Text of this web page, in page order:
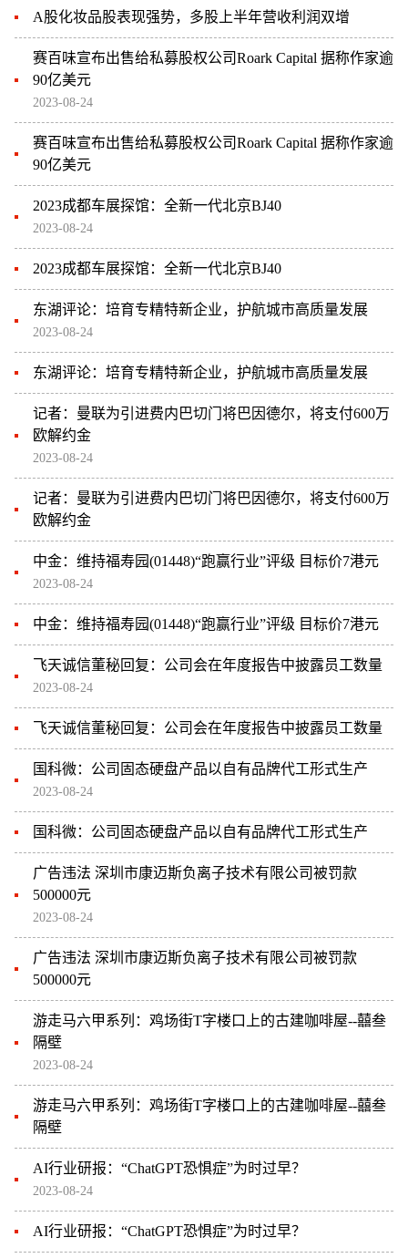
A股化妆品股表现强势，多股上半年营收利润双增
赛百味宣布出售给私募股权公司Roark Capital 据称作家逾
90亿美元
2023-08-24
赛百味宣布出售给私募股权公司Roark Capital 据称作家逾
90亿美元
2023成都车展探馆：全新一代北京BJ40
2023-08-24
2023成都车展探馆：全新一代北京BJ40
东湖评论：培育专精特新企业，护航城市高质量发展
2023-08-24
东湖评论：培育专精特新企业，护航城市高质量发展
记者：曼联为引进费内巴切门将巴因德尔，将支付600万
欧解约金
2023-08-24
记者：曼联为引进费内巴切门将巴因德尔，将支付600万
欧解约金
中金：维持福寿园(01448)“跑赢行业”评级 目标价7港元
2023-08-24
中金：维持福寿园(01448)“跑赢行业”评级 目标价7港元
飞天诚信董秘回复：公司会在年度报告中披露员工数量
2023-08-24
飞天诚信董秘回复：公司会在年度报告中披露员工数量
国科微：公司固态硬盘产品以自有品牌代工形式生产
2023-08-24
国科微：公司固态硬盘产品以自有品牌代工形式生产
广告违法 深圳市康迈斯负离子技术有限公司被罚款
500000元
2023-08-24
广告违法 深圳市康迈斯负离子技术有限公司被罚款
500000元
游走马六甲系列：鸡场街T字楼口上的古建咖啡屋--囍叁
隔壁
2023-08-24
游走马六甲系列：鸡场街T字楼口上的古建咖啡屋--囍叁
隔壁
AI行业研报：“ChatGPT恐惧症”为时过早？
2023-08-24
AI行业研报：“ChatGPT恐惧症”为时过早？